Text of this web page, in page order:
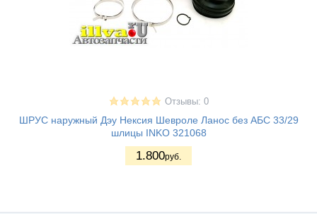
Отзывы: 0
ШРУС наружный Дэу Нексия Шевроле Ланос без АБС 33/29
шлицы INKO 321068
1.800руб.